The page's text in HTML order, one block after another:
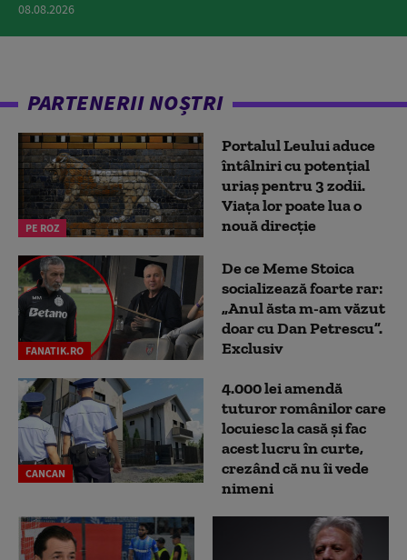
08.08.2026
PARTENERII NOȘTRI
PE ROZ
Portalul Leului aduce
întâlniri cu potențial
uriaș pentru 3 zodii.
Viața lor poate lua o
nouă direcție
FANATIK.RO
De ce Meme Stoica
socializează foarte rar:
„Anul ăsta m-am văzut
doar cu Dan Petrescu”.
Exclusiv
CANCAN
4.000 lei amendă
tuturor românilor care
locuiesc la casă și fac
acest lucru în curte,
crezând că nu îi vede
nimeni